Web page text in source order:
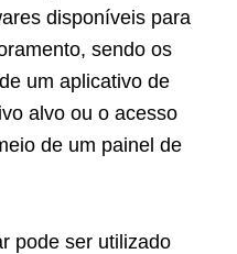
disponíveis para
sendo os
um aplicativo de
alvo ou o acesso
de um painel de
pode ser utilizado